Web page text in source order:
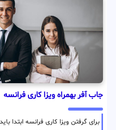
جاب آفر بهمراه ویزا کاری فرانسه
برای گرفتن ویزا کاری فرانسه ابتدا باید